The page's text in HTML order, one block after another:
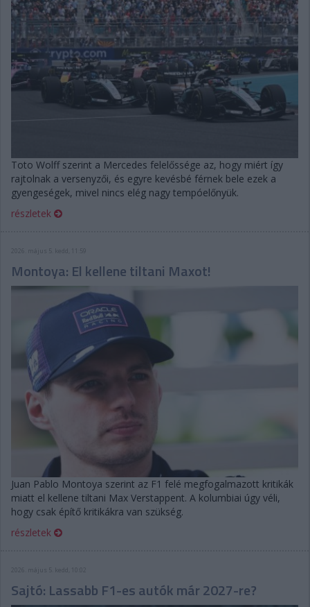
Toto Wolff szerint a Mercedes felelőssége az, hogy miért így
rajtolnak a versenyzői, és egyre kevésbé férnek bele ezek a
gyengeségek, mivel nincs elég nagy tempóelőnyük.
részletek
2026. május 5. kedd, 11:59
Montoya: El kellene tiltani Maxot!
Juan Pablo Montoya szerint az F1 felé megfogalmazott kritikák
miatt el kellene tiltani Max Verstappent. A kolumbiai úgy véli,
hogy csak építő kritikákra van szükség.
részletek
2026. május 5. kedd, 10:02
Sajtó: Lassabb F1-es autók már 2027-re?